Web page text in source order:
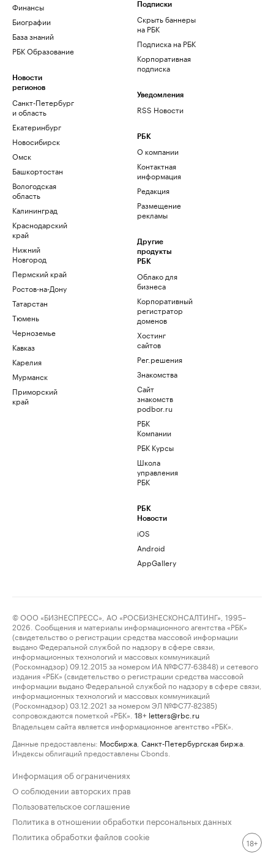
Финансы
Биографии
База знаний
РБК Образование
Новости
регионов
Санкт-Петербург
и область
Екатеринбург
Новосибирск
Омск
Башкортостан
Вологодская
область
Калининград
Краснодарский
край
Нижний
Новгород
Пермский край
Ростов-на-Дону
Татарстан
Тюмень
Черноземье
Кавказ
Карелия
Мурманск
Приморский
край
Подписки
Скрыть баннеры
на РБК
Подписка на РБК
Корпоративная
подписка
Уведомления
RSS Новости
РБК
О компании
Контактная
информация
Редакция
Размещение
рекламы
Другие
продукты
РБК
Облако для
бизнеса
Корпоративный
регистратор
доменов
Хостинг
сайтов
Рег.решения
Знакомства
Сайт
знакомств
podbor.ru
РБК
Компании
РБК Курсы
Школа
управления
РБК
РБК
Новости
iOS
Android
AppGallery
© ООО «БИЗНЕСПРЕСС», АО «РОСБИЗНЕСКОНСАЛТИНГ», 1995–
2026. Сообщения и материалы информационного агентства «РБК»
(свидетельство о регистрации средства массовой информации
выдано Федеральной службой по надзору в сфере связи,
информационных технологий и массовых коммуникаций
(Роскомнадзор) 09.12.2015 за номером ИА №ФС77-63848) и сетевого
издания «РБК» (свидетельство о регистрации средства массовой
информации выдано Федеральной службой по надзору в сфере связи,
информационных технологий и массовых коммуникаций
(Роскомнадзор) 03.12.2021 за номером ЭЛ №ФС77-82385)
сопровождаются пометкой «РБК».
18+ letters@rbc.ru
Владельцем сайта является информационное агентство «РБК».
Данные предоставлены: Мосбиржа Санкт-Петербургская биржа
Индексы облигаций предоставлены Cbonds.
Информация об ограничениях
О соблюдении авторских прав
Пользовательское соглашение
Политика в отношении обработки персональных данных
Политика обработки файлов cookie
18+